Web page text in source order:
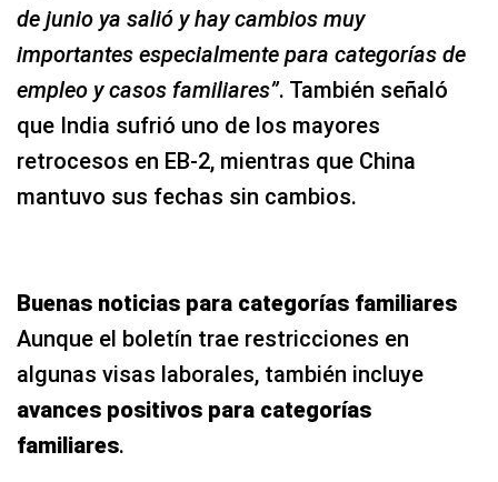
de junio ya salió y hay cambios muy
importantes especialmente para categorías de
empleo y casos familiares”. También señaló
que India sufrió uno de los mayores
retrocesos en EB-2, mientras que China
mantuvo sus fechas sin cambios.
Buenas noticias para categorías familiares
Aunque el boletín trae restricciones en
algunas visas laborales, también incluye
avances positivos para categorías
familiares.